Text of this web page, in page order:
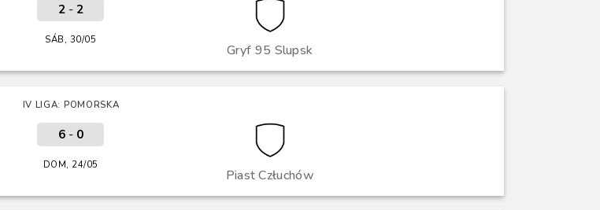
Gryf 95 Slupsk
2- 2
SÁB, 30/05
IV LIGA: POMORSKA
Piast Człuchów
6- 0
DOM, 24/05